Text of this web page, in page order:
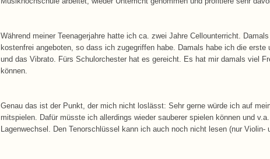
Während meiner Teenagerjahre hatte ich ca. zwei Jahre Cellounterricht.
kostenfrei angeboten, so dass ich zugegriffen habe. Damals habe ich die
und das Vibrato. Fürs Schulorchester hat es gereicht. Es hat mir damals viel
können.
Genau das ist der Punkt, der mich nicht loslässt: Sehr gerne würde ich auf
mitspielen. Dafür müsste ich allerdings wieder sauberer spielen können und
Lagenwechsel. Den Tenorschlüssel kann ich auch noch nicht lesen (nur